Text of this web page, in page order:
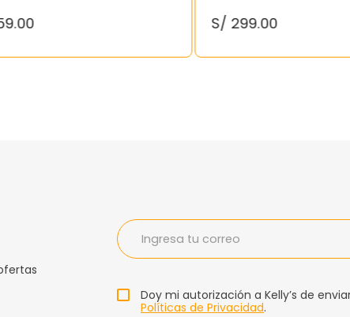
.00 S/ 299.00
Doy mi autorización a Kelly’s de
Políticas de Privacidad.